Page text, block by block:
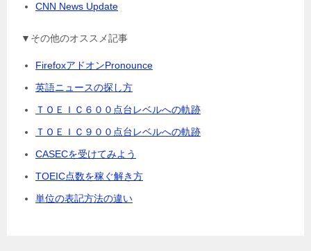
CNN News Update
▼その他のオススメ記事
FirefoxアドオンPronounce
英語ニュースの探し方
ＴＯＥＩＣ６００点台レベルへの軌跡
ＴＯＥＩＣ９００点台レベルへの軌跡
CASECを受けてみよう
TOEIC点数を稼ぐ解き方
単位の表記方法の違い